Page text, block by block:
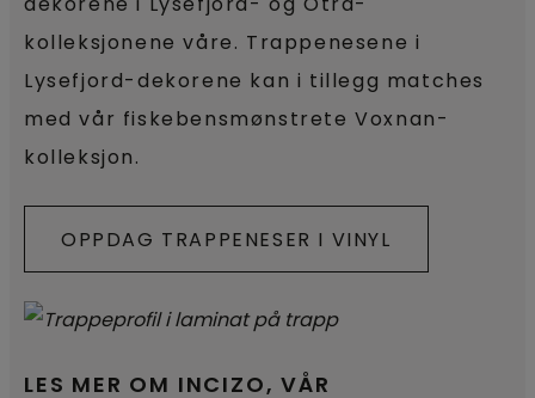
kolleksjonene våre. Trappenesene i
Lysefjord-dekorene kan i tillegg matches
med vår fiskebensmønstrete Voxnan-
kolleksjon.
OPPDAG TRAPPENESER I VINYL
LES MER OM INCIZO, VÅR